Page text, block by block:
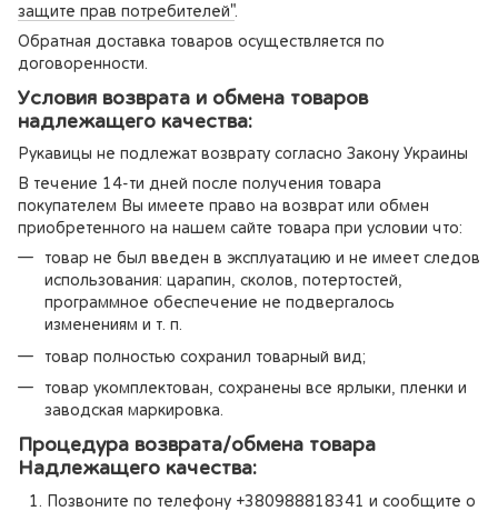
защите прав потребителей".
Обратная доставка товаров осуществляется по
договоренности.
Условия возврата и обмена товаров
надлежащего качества:
Рукавицы не подлежат возврату согласно Закону Украины
В течение 14-ти дней после получения товара
покупателем Вы имеете право на возврат или обмен
приобретенного на нашем сайте товара при условии что:
товар не был введен в эксплуатацию и не имеет следов
использования: царапин, сколов, потертостей,
программное обеспечение не подвергалось
изменениям и т. п.
товар полностью сохранил товарный вид;
товар укомплектован, сохранены все ярлыки, пленки и
заводская маркировка.
Процедура возврата/обмена товара
Надлежащего качества:
Позвоните по телефону +380988818341 и сообщите о